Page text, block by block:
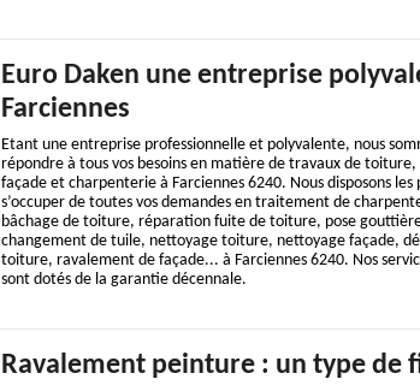
Euro Daken une entreprise
Farciennes
Etant une entreprise professionnelle et polyvalente, nous
répondre à tous vos besoins en matière de travaux de
façade et charpenterie à Farciennes 6240. Nous disposons
s’occuper de toutes vos demandes en traitement de
bâchage de toiture, réparation fuite de toiture, pose
changement de tuile, nettoyage toiture, nettoyage façade,
toiture, ravalement de façade... à Farciennes 6240. Nos
sont dotés de la garantie décennale.
Ravalement peinture : un type de